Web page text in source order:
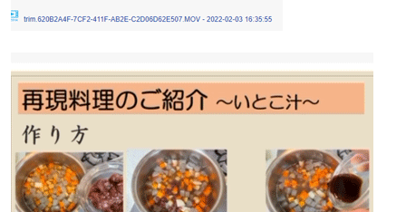
ッ
へ